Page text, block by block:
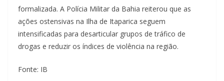
formalizada. A Polícia Militar da Bahia reiterou que as
ações ostensivas na Ilha de Itaparica seguem
intensificadas para desarticular grupos de tráfico de
drogas e reduzir os índices de violência na região.
Fonte: IB